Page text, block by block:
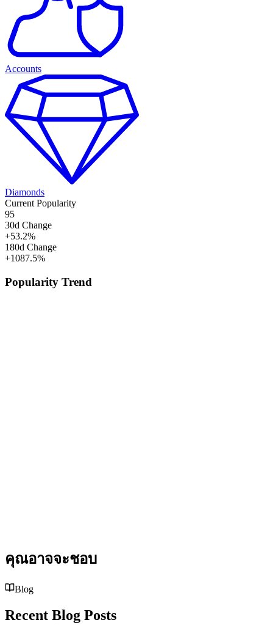
Accounts
Diamonds
Current Popularity
95
30d Change
+53.2%
180d Change
+1087.5%
Popularity Trend
คุณอาจจะชอบ
Blog
Recent Blog Posts